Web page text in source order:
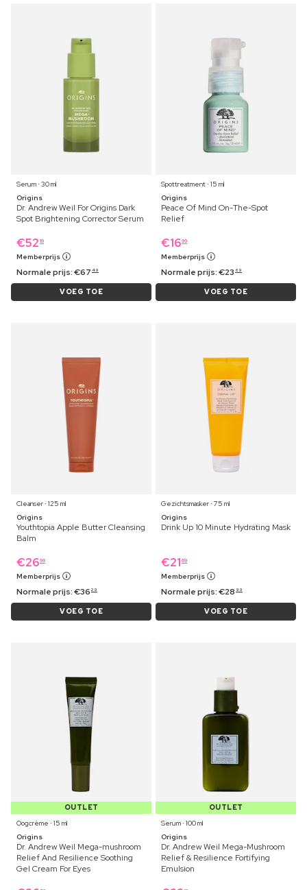
Serum ⋅ 30 ml
Origins
Dr. Andrew Weil For Origins Dark
Spot Brightening Corrector Serum
€52 19
Memberprijs
Normale prijs:€67 49
VOEG TOE
Spottreatment ⋅ 15 ml
Origins
Peace Of Mind On-The-Spot
Relief
€1699
Memberprijs
Normale prijs:€23 69
VOEG TOE
Cleanser ⋅ 125 ml
Origins
Youthtopia Apple Butter Cleansing
Balm
€2699
Memberprijs
Normale prijs:€36 29
VOEG TOE
Gezichtsmasker ⋅ 75 ml
Origins
Drink Up 10 Minute Hydrating Mask
€21 69
Memberprijs
Normale prijs:€28 99
VOEG TOE
OUTLET
Oogcrème ⋅ 15 ml
Origins
Dr. Andrew Weil Mega-mushroom
Relief And Resilience Soothing
Gel Cream For Eyes
OUTLET
Serum ⋅ 100 ml
Origins
Dr. Andrew Weil Mega-Mushroom
Relief & Resilience Fortifying
Emulsion